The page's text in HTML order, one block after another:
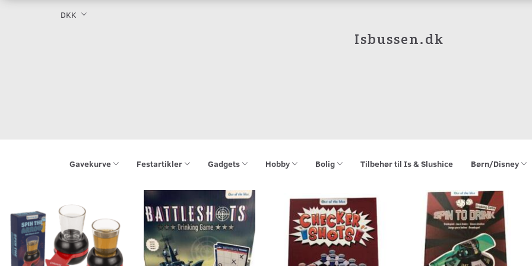
DKK
Isbussen.dk
Gavekurve Festartikler Gadgets Hobby Bolig Tilbehør til Is & Slushice Børn/Disney